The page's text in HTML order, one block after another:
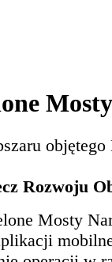
Rozwoju
Mosty